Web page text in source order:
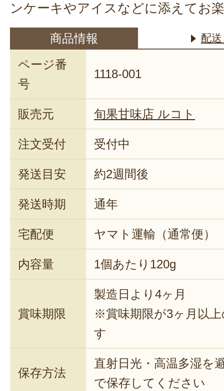
ンケーキやアイスなどに添えてお
商品情報 配
ページ番
号
1118-001
販売元 旬果甘味店 ルコト
注文受付 受付中
発送目安 約2週間後
発送時期 通年
宅配便 ヤマト運輸（通常便）
内容量 1個あたり120g
賞味期限
製造日より4ヶ月
※賞味期限が3ヶ月以
す
保存方法
直射日光・高温多湿を
で保存してください